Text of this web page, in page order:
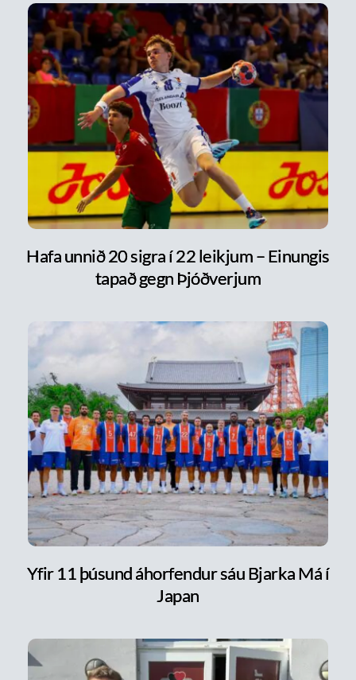
Hafa unnið 20 sigra í 22 leikjum – Einungis
tapað gegn Þjóðverjum
Yfir 11 þúsund áhorfendur sáu Bjarka Má í
Japan